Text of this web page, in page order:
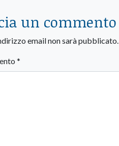
un commento
email non sarà pubblicato.
*